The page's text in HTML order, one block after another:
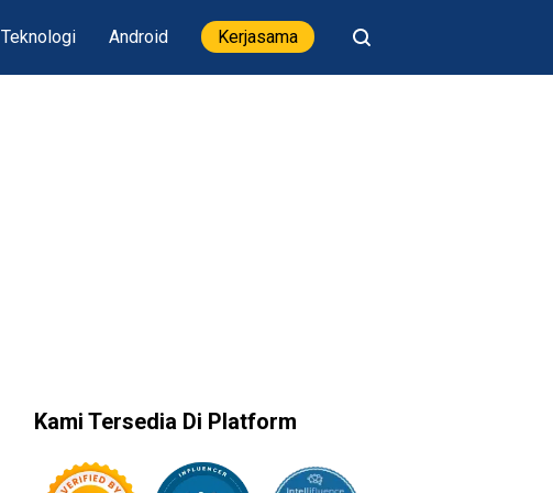
Teknologi Android Kerjasama
Kami Tersedia Di Platform